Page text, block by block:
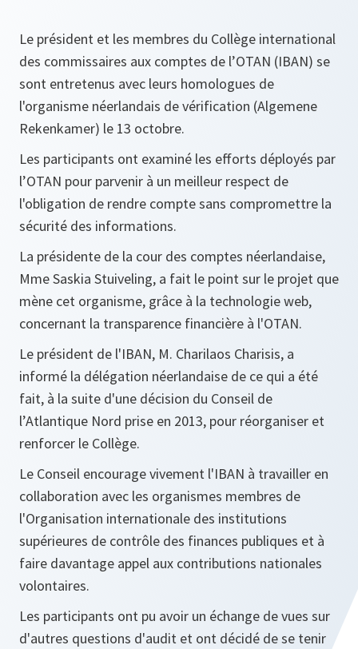
Le président et les membres du Collège international
des commissaires aux comptes de l’OTAN (IBAN) se
sont entretenus avec leurs homologues de
l'organisme néerlandais de vérification (Algemene
Rekenkamer) le 13 octobre.
Les participants ont examiné les efforts déployés par
l’OTAN pour parvenir à un meilleur respect de
l'obligation de rendre compte sans compromettre la
sécurité des informations.
La présidente de la cour des comptes néerlandaise,
Mme Saskia Stuiveling, a fait le point sur le projet que
mène cet organisme, grâce à la technologie web,
concernant la transparence financière à l'OTAN.
Le président de l'IBAN, M. Charilaos Charisis, a
informé la délégation néerlandaise de ce qui a été
fait, à la suite d'une décision du Conseil de
l’Atlantique Nord prise en 2013, pour réorganiser et
renforcer le Collège.
Le Conseil encourage vivement l'IBAN à travailler en
collaboration avec les organismes membres de
l'Organisation internationale des institutions
supérieures de contrôle des finances publiques et à
faire davantage appel aux contributions nationales
volontaires.
Les participants ont pu avoir un échange de vues sur
d'autres questions d'audit et ont décidé de se tenir